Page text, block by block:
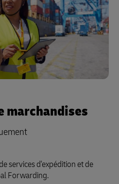
marchandises
services d'expédition et de
Forwarding.